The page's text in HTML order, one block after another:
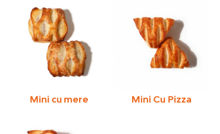
Mini cu mere Mini Cu Pizza